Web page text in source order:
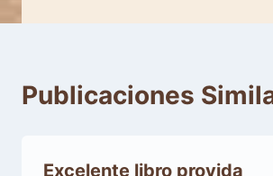
Publicaciones